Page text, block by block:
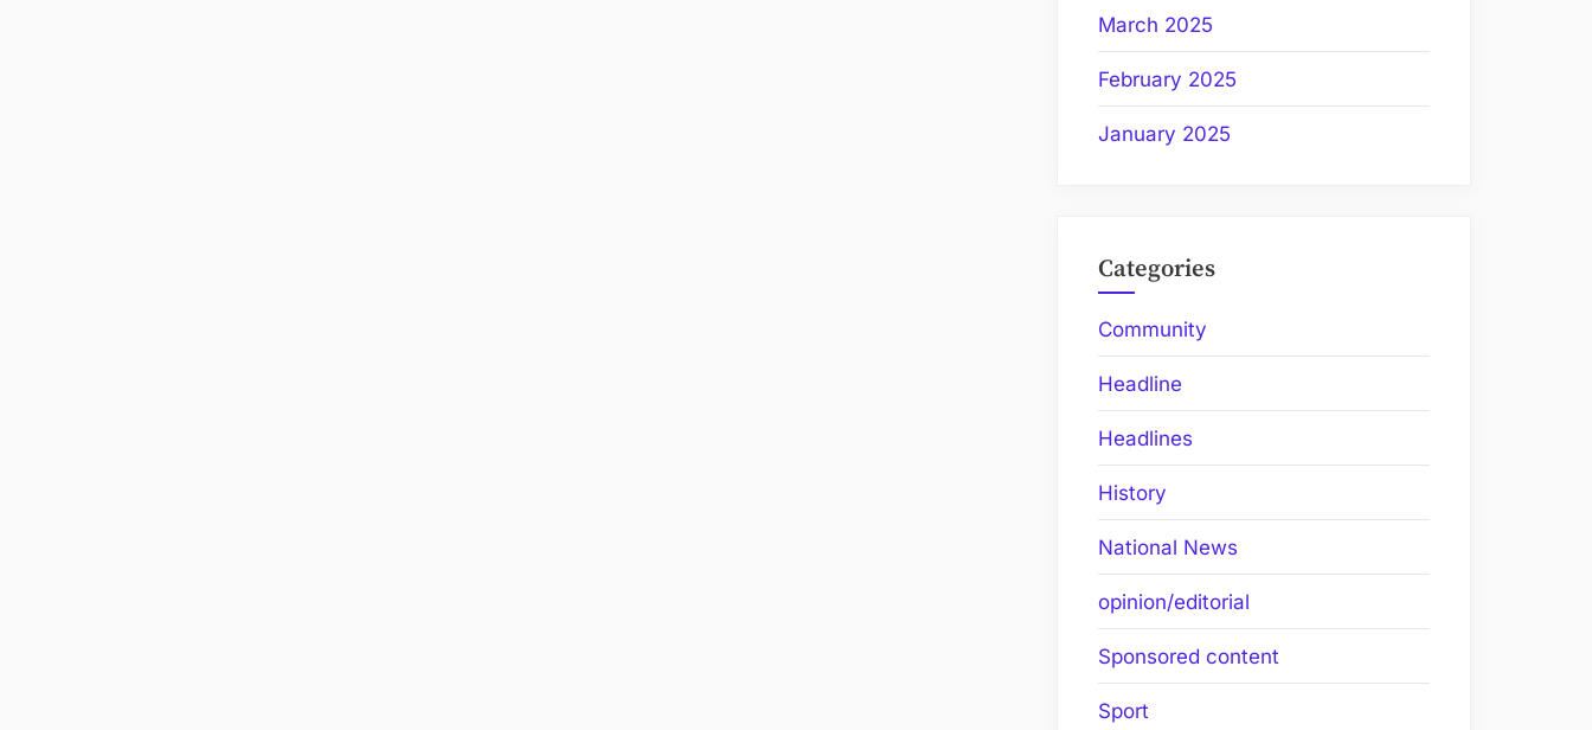
March 2025
February 2025
January 2025
Categories
Community
Headline
Headlines
History
National News
opinion/editorial
Sponsored content
Sport